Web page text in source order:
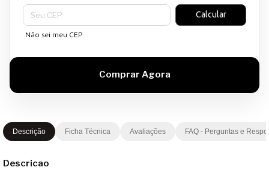
Entregas para o CEP:
Calcular
Não sei meu CEP
Descrição Ficha Técnica Avaliações FAQ - Perguntas e
Descricao